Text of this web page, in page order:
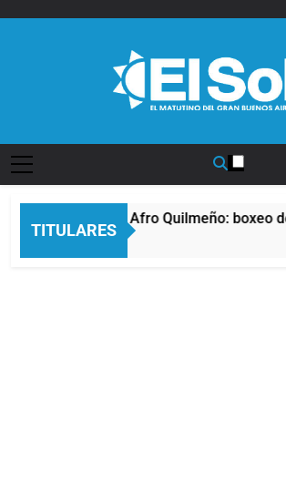
TITULARES
La noche del Afro Quilmeño: boxeo
7 Horas Atrás